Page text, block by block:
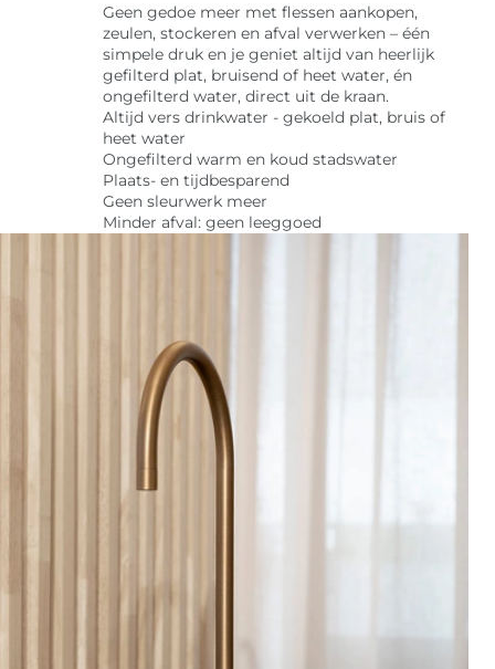
Geen gedoe meer met flessen aankopen,
zeulen, stockeren en afval verwerken – één
simpele druk en je geniet altijd van heerlijk
gefilterd plat, bruisend of heet water, én
ongefilterd water, direct uit de kraan.
Altijd vers drinkwater - gekoeld plat, bruis of
heet water
Ongefilterd warm en koud stadswater
Plaats- en tijdbesparend
Geen sleurwerk meer
Minder afval: geen leeggoed